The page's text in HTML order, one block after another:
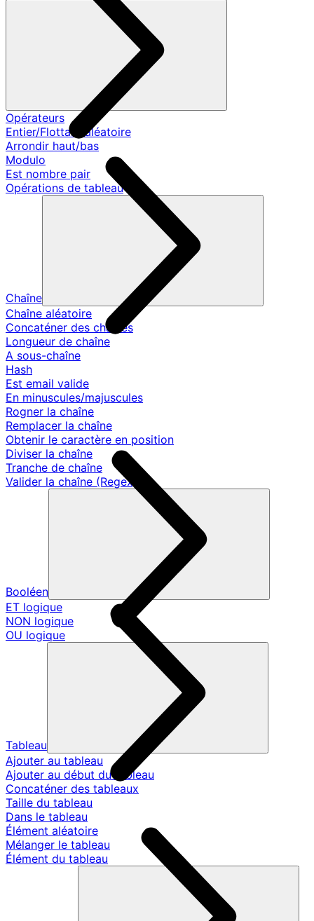
Opérateurs
Entier/Flottant aléatoire
Arrondir haut/bas
Modulo
Est nombre pair
Opérations de tableau
Chaîne
Chaîne aléatoire
Concaténer des chaînes
Longueur de chaîne
A sous-chaîne
Hash
Est email valide
En minuscules/majuscules
Rogner la chaîne
Remplacer la chaîne
Obtenir le caractère en position
Diviser la chaîne
Tranche de chaîne
Valider la chaîne (Regex)
Booléen
ET logique
NON logique
OU logique
Tableau
Ajouter au tableau
Ajouter au début du tableau
Concaténer des tableaux
Taille du tableau
Dans le tableau
Élément aléatoire
Mélanger le tableau
Élément du tableau